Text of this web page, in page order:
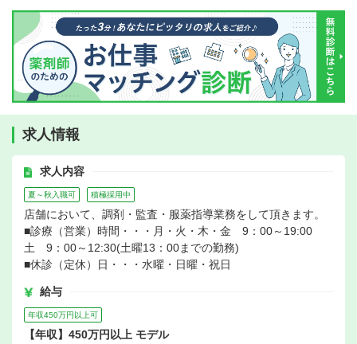
求人情報
求人内容
夏～秋入職可 積極採用中
店舗において、調剤・監査・服薬指導業務をして頂きます。
■診療（営業）時間・・・月・火・木・金 9：00～19:00
土 9：00～12:30(土曜13：00までの勤務)
■休診（定休）日・・・水曜・日曜・祝日
給与
年収450万円以上可
【年収】450万円以上 モデル